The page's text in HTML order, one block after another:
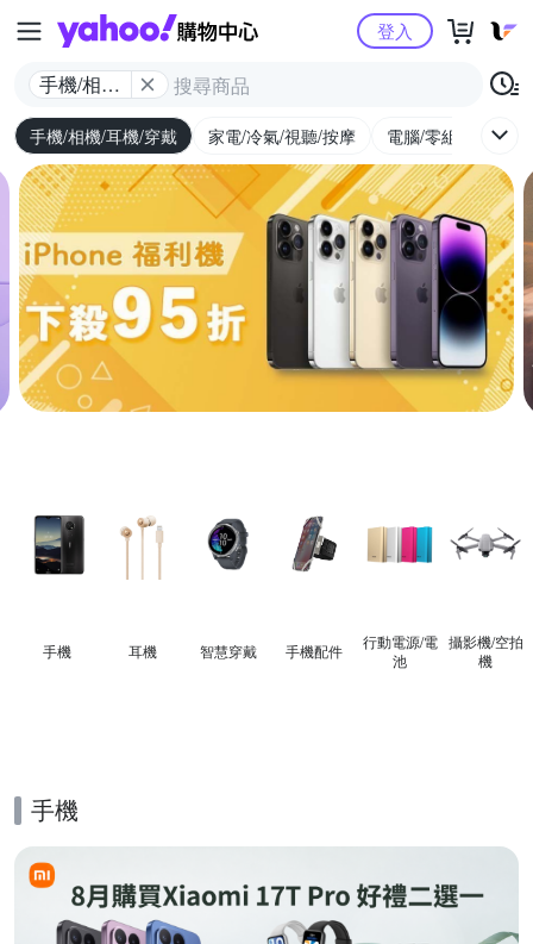
Yahoo購物中心
手機/相機/
耳機/穿戴
登入
手機/相機/耳機/穿戴 家電/冷氣/視聽/按摩 電腦/零組件/週邊/
手機 耳機 智慧穿戴 手機配件
行動電源/電
池
攝影機/空拍
機
手機